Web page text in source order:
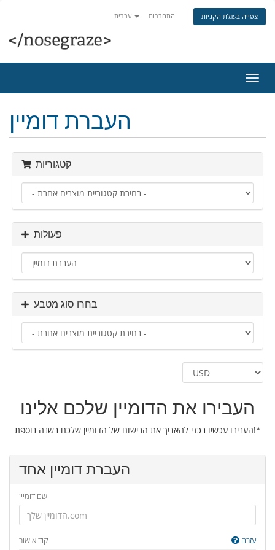
התחברות צפייה בעגלת הקניות
ניווט
העברת דומיין
קטגוריות
פעולות
בחרו סוג מטבע
העבירו את הדומיין שלכם אלינו
העבירו עכשיו בכדי להאריך את הרישום של הדומיין שלכם בשנה נוספת!*
העברת דומיין אחד
שם דומיין
קוד אישור עזרה